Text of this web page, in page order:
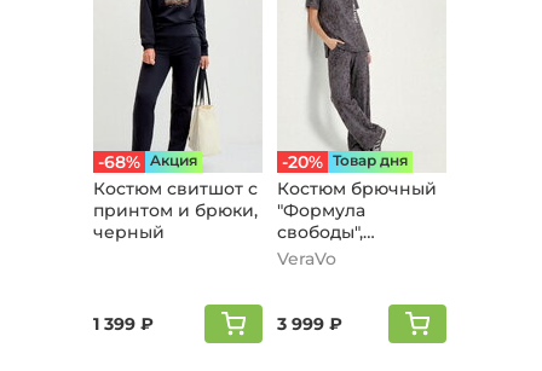
-68% Aкция
Костюм свитшот с
принтом и брюки,
черный
1 399 ₽
-20% Товар дня
Костюм брючный
"Формула
свободы",
кофейный
VeraVo
3 999 ₽